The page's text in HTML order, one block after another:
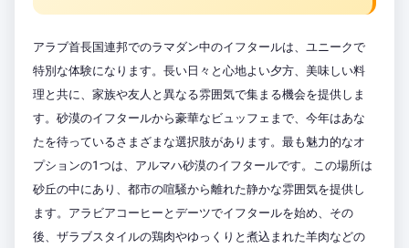
アラブ首長国連邦でのラマダン中のイフタールは、ユニークで
特別な体験になります。長い日々と心地よい夕方、美味しい料
理と共に、家族や友人と異なる雰囲気で集まる機会を提供しま
す。砂漠のイフタールから豪華なビュッフェまで、今年はあな
たを待っているさまざまな選択肢があります。最も魅力的なオ
プションの1つは、アルマハ砂漠のイフタールです。この場所は
砂丘の中にあり、都市の喧騒から離れた静かな雰囲気を提供し
ます。アラビアコーヒーとデーツでイフタールを始め、その
後、ザラブスタイルの鶏肉やゆっくりと煮込まれた羊肉などの